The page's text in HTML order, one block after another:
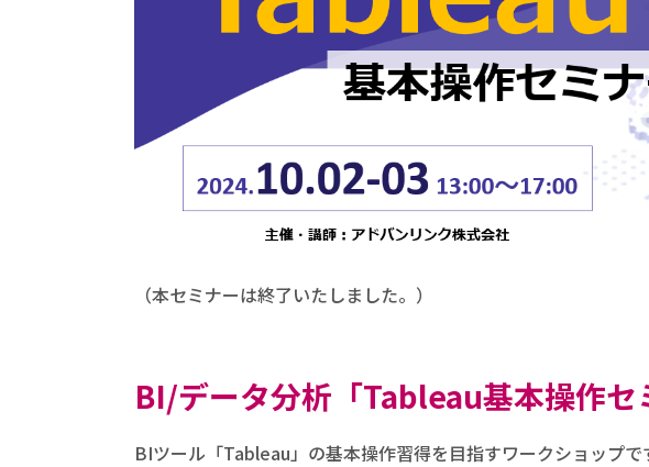
（本セミナーは終了いたしました。）
BI/データ分析「Tableau基本操作セ
BIツール「Tableau」の基本操作習得を目指すワークショップ